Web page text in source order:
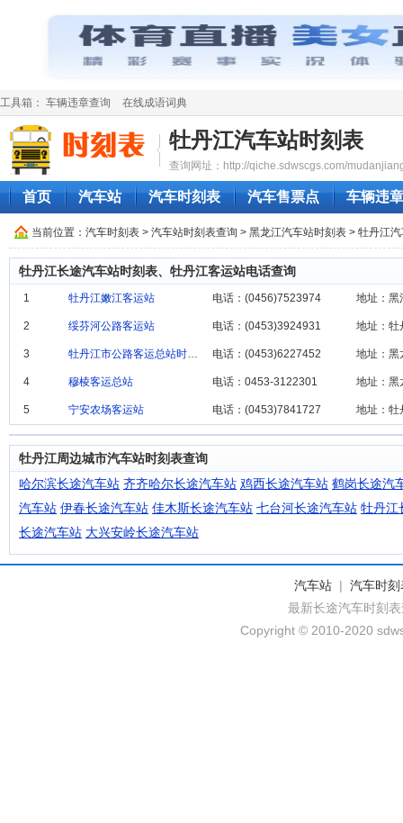
工具箱： 车辆违章查询 在线成语词典
牡丹江汽车站时刻表
查询网址：http://qiche.sdwscgs.com/
首页 汽车站 汽车时刻表 汽车售票点 车辆违
当前位置： 汽车时刻表 > 汽车站时刻表查询 > 黑龙江汽车站时刻表 > 牡丹江
牡丹江长途汽车站时刻表、牡丹江客运站电话查询
1 牡丹江嫩江客运站 电话：(0456)7523974 地址：黑
2 绥芬河公路客运站 电话：(0453)3924931 地址：牡
3 牡丹江市公路客运总站‎时刻表 电话：(0453)6227452 地址：黑
4 穆棱客运总站 电话：0453-3122301 地址：黑
5 宁安农场客运站 电话：(0453)7841727 地址：牡
牡丹江周边城市汽车站时刻表查询
哈尔滨长途汽车站 齐齐哈尔长途汽车站 鸡西长途汽车站 鹤岗长途汽
汽车站 伊春长途汽车站 佳木斯长途汽车站 七台河长途汽车站 牡丹江
长途汽车站 大兴安岭长途汽车站
汽车站 | 汽车时刻
最新长途汽车时刻
Copyright © 2010-2020